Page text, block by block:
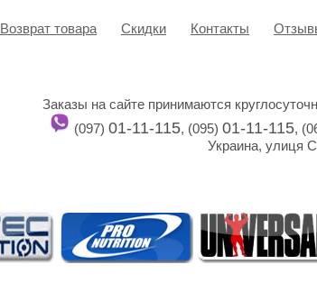
Возврат товара Cкидки Контакты
Заказы на сайте принимаются
(097) 01-11-115, (095) 01-11-115,
Украина, улиця